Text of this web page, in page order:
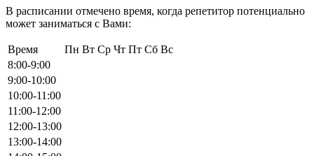
В расписании отмечено время, когда репетитор потенциально
может заниматься с Вами:
Время Пн Вт Ср Чт Пт Сб Вс
8:00-9:00
9:00-10:00
10:00-11:00
11:00-12:00
12:00-13:00
13:00-14:00